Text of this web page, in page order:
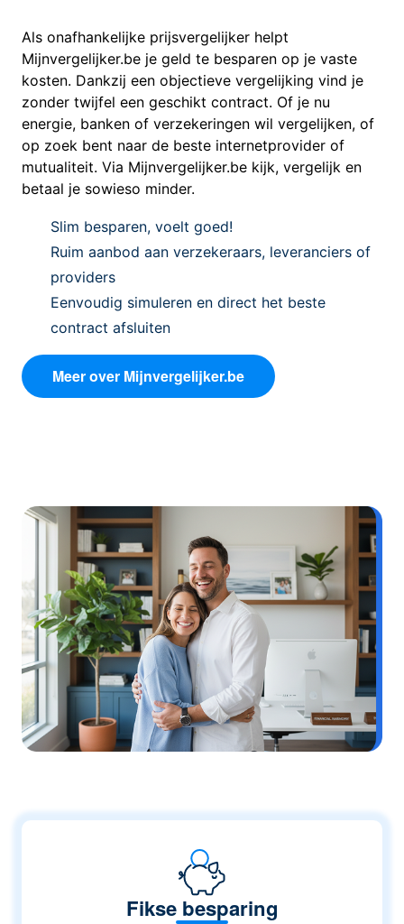
Als onafhankelijke prijsvergelijker helpt
Mijnvergelijker.be je geld te besparen op je vaste
kosten. Dankzij een objectieve vergelijking vind je
zonder twijfel een geschikt contract. Of je nu
energie, banken of verzekeringen wil vergelijken, of
op zoek bent naar de beste internetprovider of
mutualiteit. Via Mijnvergelijker.be kijk, vergelijk en
betaal je sowieso minder.
Slim besparen, voelt goed!
Ruim aanbod aan verzekeraars, leveranciers of
providers
Eenvoudig simuleren en direct het beste
contract afsluiten
Meer over Mijnvergelijker.be
Fikse besparing